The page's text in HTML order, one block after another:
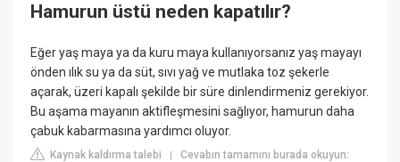
Hamurun üstü neden kapatılır?
Eğer yaş maya ya da kuru maya kullanıyorsanız yaş mayayı
önden ılık su ya da süt, sıvı yağ ve mutlaka toz şekerle
açarak, üzeri kapalı şekilde bir süre dinlendirmeniz gerekiyor.
Bu aşama mayanın aktifleşmesini sağlıyor, hamurun daha
çabuk kabarmasına yardımcı oluyor.
Kaynak kaldırma talebi |Cevabın tamamını burada okuyun: